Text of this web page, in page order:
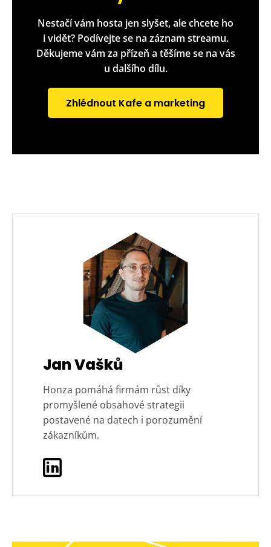
Nestačí vám hosta jen slyšet, ale chcete ho
i vidět? Podívejte se na záznam streamu.
Děkujeme vám za přízeň a těšíme se na vás
u dalšího dílu.
Zhlédnout Kafe a marketing
Jan Vašků
Honza pomáhá firmám růst díky
promyšlené obsahové strategii
postavené na datech i porozumění
zákazníkům.